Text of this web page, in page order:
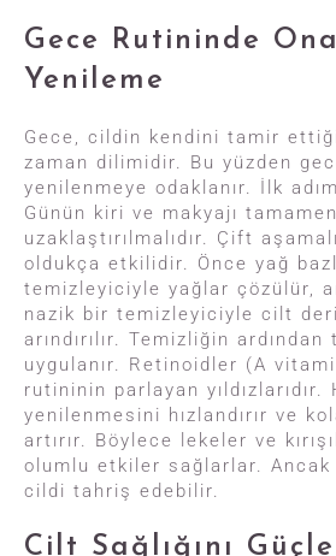
Gece Rutininde
Yenileme
Gece, cildin kendini tamir
zaman dilimidir. Bu yüzden
yenilenmeye odaklanır. İlk
Günün kiri ve makyajı tamamen
uzaklaştırılmalıdır. Çift
oldukça etkilidir. Önce yağ
temizleyiciyle yağlar çözülür,
nazik bir temizleyiciyle cilt
arındırılır. Temizliğin
uygulanır. Retinoidler (A
rutininin parlayan yıldızlarıdır.
yenilenmesini hızlandırır ve
artırır. Böylece lekeler ve
olumlu etkiler sağlarlar.
cildi tahriş edebilir.
Cilt Sağlığını